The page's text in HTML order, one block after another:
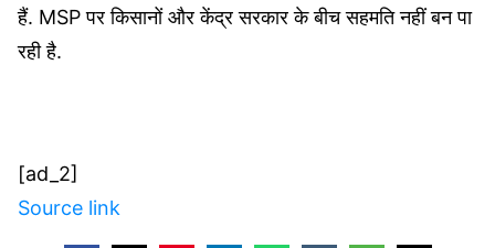
हैं. MSP पर किसानों और केंद्र सरकार के बीच सहमति नहीं बन पा
रही है.
[ad_2]
Source link